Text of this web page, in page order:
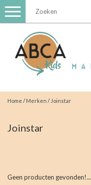
Toggle
navigation
Home / Merken / Joinstar
Joinstar
Geen producten gevonden!...